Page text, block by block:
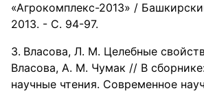
«Агрокомплекс-2013» /
2013. - С. 94-97.
Власова, Л. М. Целебные
Власова, А. М. Чумак // В
научные чтения. Современное